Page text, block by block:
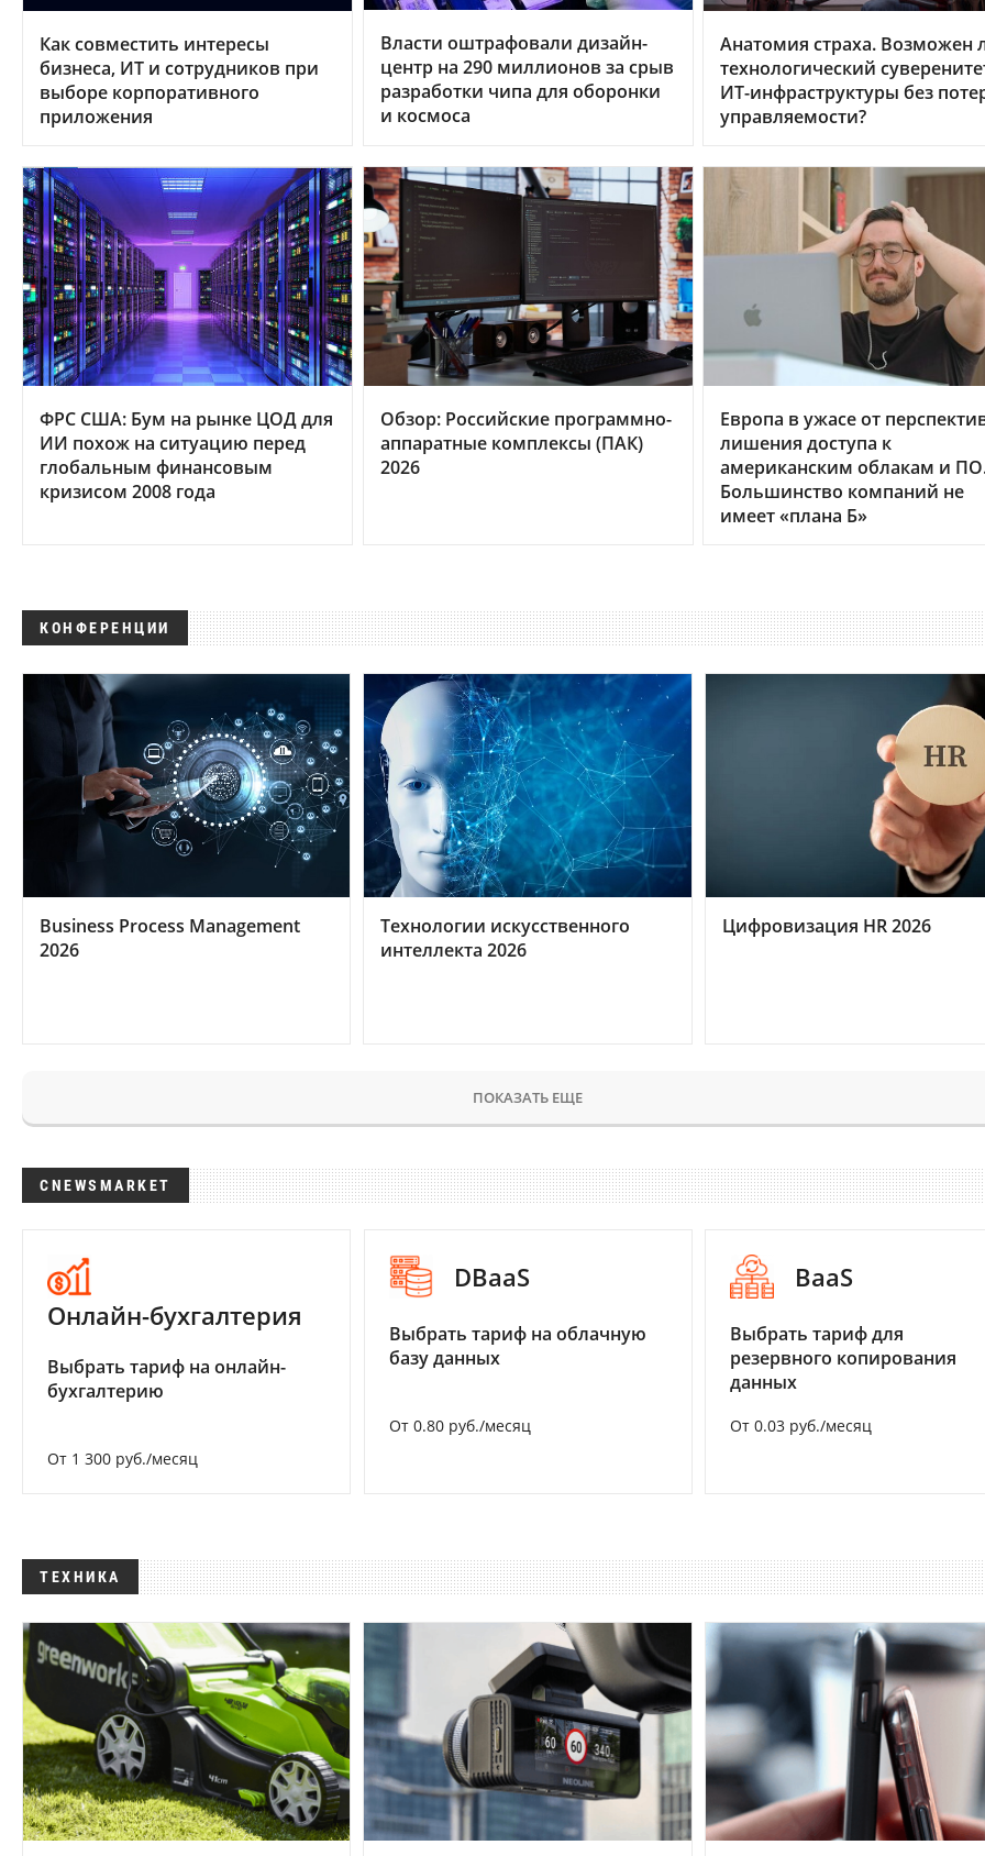
Как совместить интересы
бизнеса, ИТ и сотрудников при
выборе корпоративного
приложения
Власти оштрафовали дизайн-
центр на 290 миллионов за срыв
разработки чипа для оборонки
и космоса
Анатомия страха. Возможен
технологический
ИТ-инфраструктуры без
управляемости?
ФРС США: Бум на рынке ЦОД для
ИИ похож на ситуацию перед
глобальным финансовым
кризисом 2008 года
Обзор: Российские программно-
аппаратные комплексы (ПАК)
2026
Европа в ужасе от
лишения доступа к
американским облакам и
Большинство компаний не
имеет «плана Б»
КОНФЕРЕНЦИИ
Business Process Management
2026
Технологии искусственного
интеллекта 2026
Цифровизация HR 2026
ПОКАЗАТЬ ЕЩЕ
CNEWSMARKET
Онлайн-бухгалтерия
Выбрать тариф на онлайн-
бухгалтерию
От 1 300 руб./месяц
DBaaS
Выбрать тариф на облачную
базу данных
От 0.80 руб./месяц
BaaS
Выбрать тариф для
резервного копирования
данных
От 0.03 руб./месяц
ТЕХНИКА